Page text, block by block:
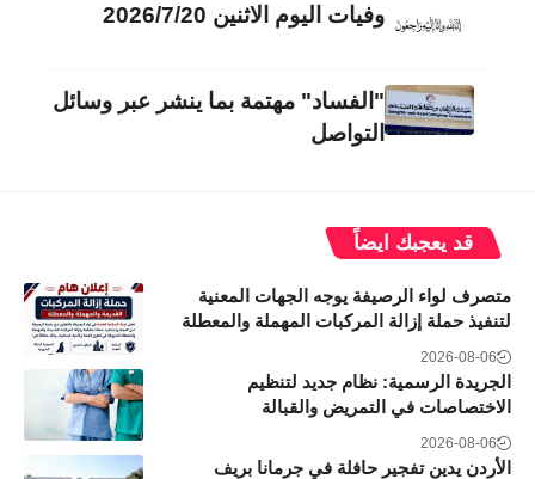
وفيات اليوم الاثنين 2026/7/20
"الفساد" مهتمة بما ينشر عبر وسائل
التواصل
قد يعجبك ايضاً
متصرف لواء الرصيفة يوجه الجهات المعنية
لتنفيذ حملة إزالة المركبات المهملة والمعطلة
2026-08-06
الجريدة الرسمية: نظام جديد لتنظيم
الاختصاصات في التمريض والقبالة
2026-08-06
الأردن يدين تفجير حافلة في جرمانا بريف